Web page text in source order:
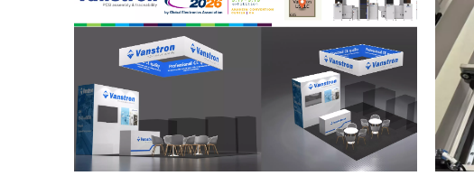
29 Δεκεμβρίου 2025